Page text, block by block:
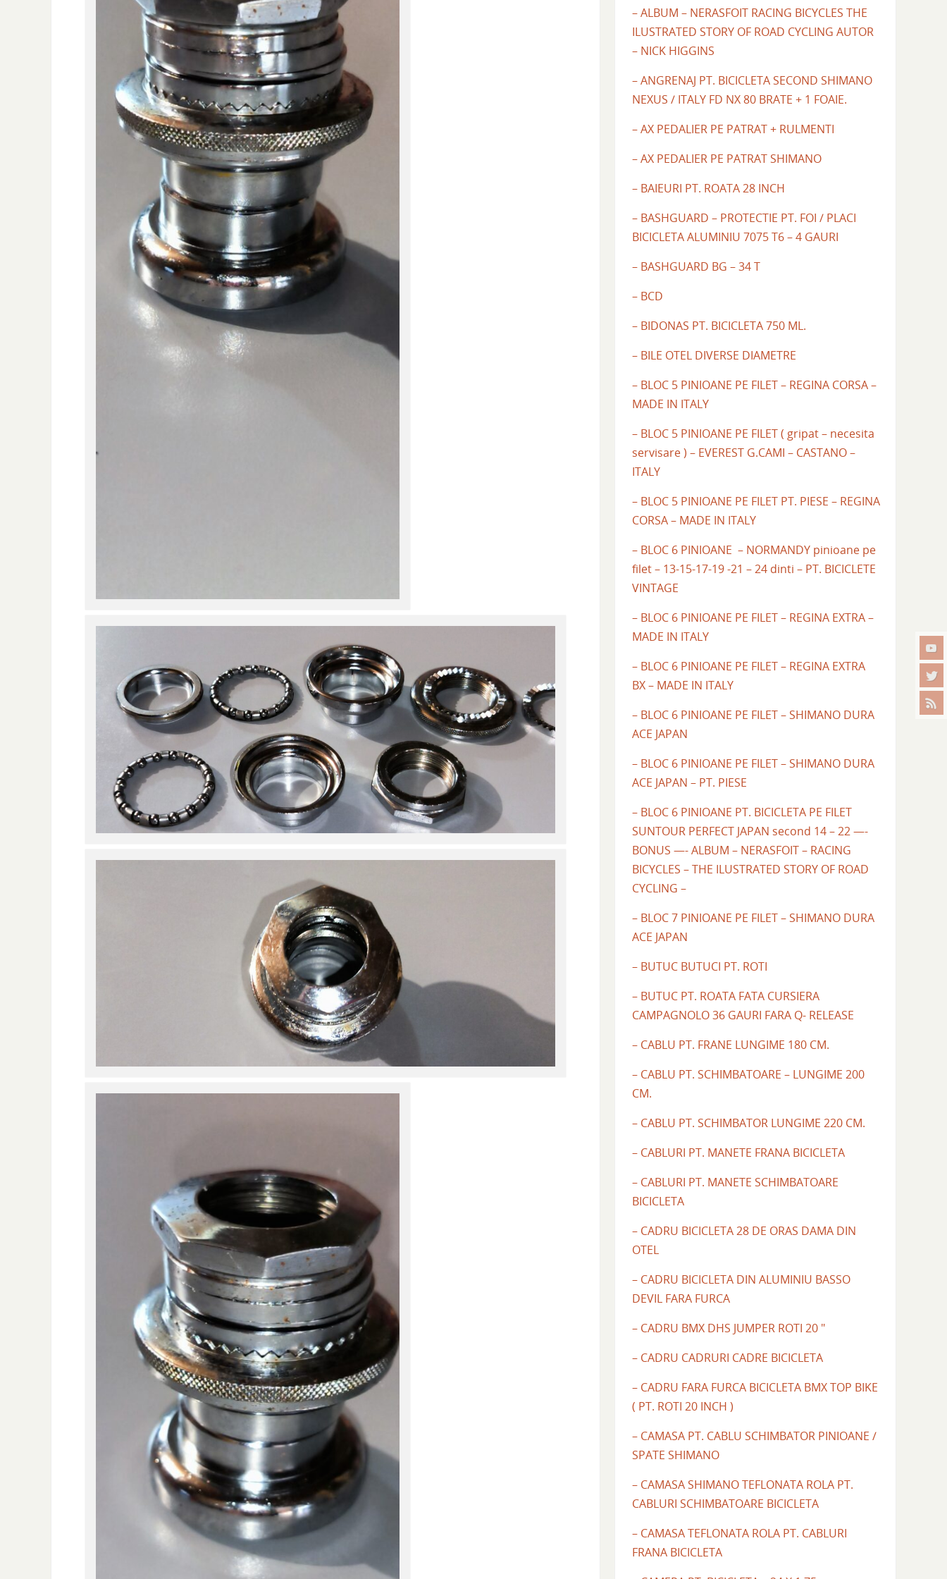
– ALBUM – NERASFOIT RACING BICYCLES THE
ILUSTRATED STORY OF ROAD CYCLING AUTOR
– NICK HIGGINS
– ANGRENAJ PT. BICICLETA SECOND SHIMANO
NEXUS / ITALY FD NX 80 BRATE + 1 FOAIE.
– AX PEDALIER PE PATRAT + RULMENTI
– AX PEDALIER PE PATRAT SHIMANO
– BAIEURI PT. ROATA 28 INCH
– BASHGUARD – PROTECTIE PT. FOI / PLACI
BICICLETA ALUMINIU 7075 T6 – 4 GAURI
– BASHGUARD BG – 34 T
– BCD
– BIDONAS PT. BICICLETA 750 ML.
– BILE OTEL DIVERSE DIAMETRE
– BLOC 5 PINIOANE PE FILET – REGINA CORSA –
MADE IN ITALY
– BLOC 5 PINIOANE PE FILET ( gripat – necesita
servisare ) – EVEREST G.CAMI – CASTANO –
ITALY
– BLOC 5 PINIOANE PE FILET PT. PIESE – REGINA
CORSA – MADE IN ITALY
– BLOC 6 PINIOANE – NORMANDY pinioane pe
filet – 13-15-17-19 -21 – 24 dinti – PT. BICICLETE
VINTAGE
– BLOC 6 PINIOANE PE FILET – REGINA EXTRA –
MADE IN ITALY
– BLOC 6 PINIOANE PE FILET – REGINA EXTRA
BX – MADE IN ITALY
– BLOC 6 PINIOANE PE FILET – SHIMANO DURA
ACE JAPAN
– BLOC 6 PINIOANE PE FILET – SHIMANO DURA
ACE JAPAN – PT. PIESE
– BLOC 6 PINIOANE PT. BICICLETA PE FILET
SUNTOUR PERFECT JAPAN second 14 – 22 —-
BONUS —- ALBUM – NERASFOIT – RACING
BICYCLES – THE ILUSTRATED STORY OF ROAD
CYCLING –
– BLOC 7 PINIOANE PE FILET – SHIMANO DURA
ACE JAPAN
– BUTUC BUTUCI PT. ROTI
– BUTUC PT. ROATA FATA CURSIERA
CAMPAGNOLO 36 GAURI FARA Q- RELEASE
– CABLU PT. FRANE LUNGIME 180 CM.
– CABLU PT. SCHIMBATOARE – LUNGIME 200
CM.
– CABLU PT. SCHIMBATOR LUNGIME 220 CM.
– CABLURI PT. MANETE FRANA BICICLETA
– CABLURI PT. MANETE SCHIMBATOARE
BICICLETA
– CADRU BICICLETA 28 DE ORAS DAMA DIN
OTEL
– CADRU BICICLETA DIN ALUMINIU BASSO
DEVIL FARA FURCA
– CADRU BMX DHS JUMPER ROTI 20 "
– CADRU CADRURI CADRE BICICLETA
– CADRU FARA FURCA BICICLETA BMX TOP BIKE
( PT. ROTI 20 INCH )
– CAMASA PT. CABLU SCHIMBATOR PINIOANE /
SPATE SHIMANO
– CAMASA SHIMANO TEFLONATA ROLA PT.
CABLURI SCHIMBATOARE BICICLETA
– CAMASA TEFLONATA ROLA PT. CABLURI
FRANA BICICLETA